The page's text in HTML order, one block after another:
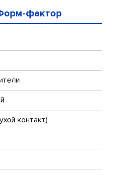
фактор
контакт)